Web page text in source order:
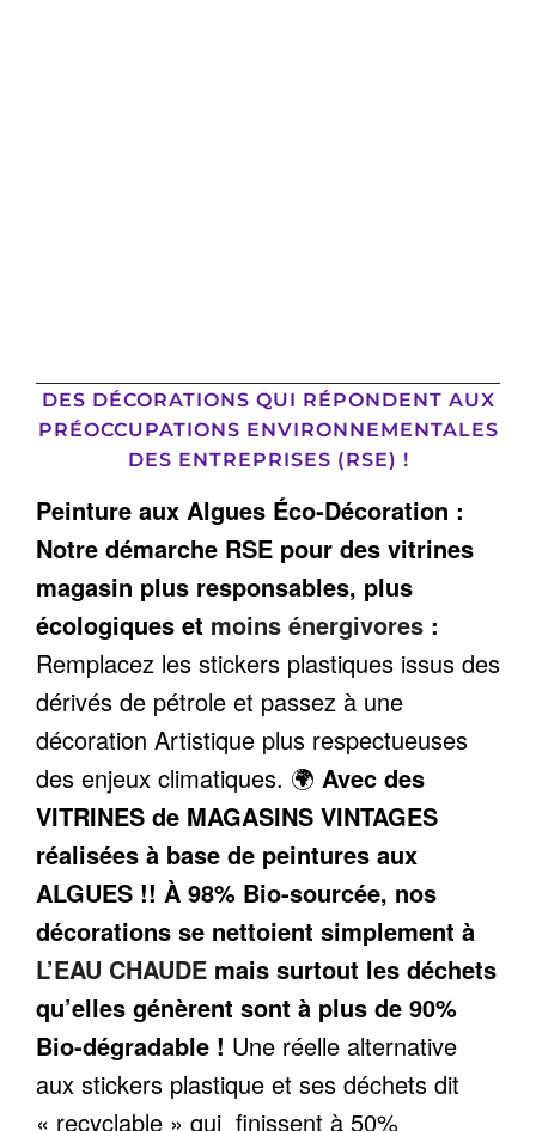
DES DÉCORATIONS QUI RÉPONDENT AUX
PRÉOCCUPATIONS ENVIRONNEMENTALES
DES ENTREPRISES (RSE) !
Peinture aux Algues Éco-Décoration :
Notre démarche RSE pour des vitrines
magasin plus responsables, plus
écologiques et moins énergivores :
Remplacez les stickers plastiques issus des
dérivés de pétrole et passez à une
décoration Artistique plus respectueuses
des enjeux climatiques. 🌍 Avec des
VITRINES de MAGASINS VINTAGES
réalisées à base de peintures aux
ALGUES !! À 98% Bio-sourcée, nos
décorations se nettoient simplement à
L’EAU CHAUDE mais surtout les déchets
qu’elles génèrent sont à plus de 90%
Bio-dégradable ! Une réelle alternative
aux stickers plastique et ses déchets dit
« recyclable » qui finissent à 50%